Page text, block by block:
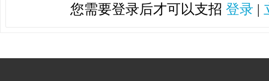
您需要登录后才可以支招 登录 |